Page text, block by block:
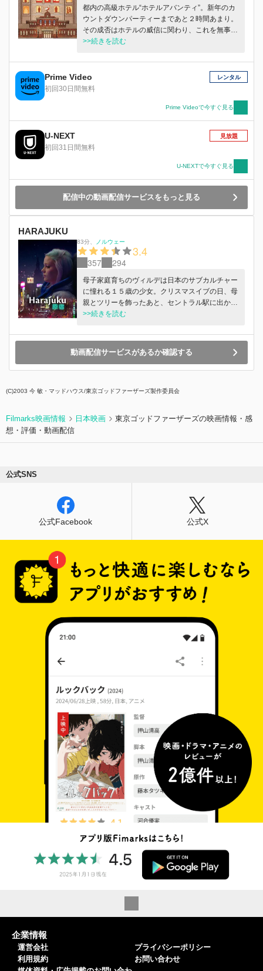
都内の高級ホテル“ホテルアバンティ”。新年のカ
ウントダウンパーティーまであと２時間あまり。
その成否はホテルの威信に関わり、これを無事終
えることが副支配人の新堂平吉に課せられた責
に、思いも掛けないトラブルが次々と発生する。
刻一刻と新年のカウントダウンが迫る中、従業員
と“訳あり”宿泊者たちを襲う数々のハプニング。
>>続きを読む
Prime Video
初回30日間無料
レンタル
Prime Videoで今すぐ見る
U-NEXT
初回31日間無料
見放題
U-NEXTで今すぐ見る
配信中の動画配信サービスをもっと見る
HARAJUKU
83分 ノルウェー
3.4
357 294
母子家庭育ちのヴィルデは日本のサブカルチャー
に憧れる１５歳の少女。クリスマスイブの日、母
親とツリーを飾ったあと、セントラル駅に出か
け、いつもの仲間たちと他愛もない時間を過ご
るようにヴィルデを病院へ連れていく。訪れた病
院で、母親が自殺で亡くなったことを聞かされた
ヴィルデは、局員たちから勧められた施設に行く
ことを拒み、幼少期に離ればなれになった父親に
>>続きを読む
動画配信サービスがあるか確認する
(C)2003 今 敏・マッドハウス/東京ゴッドファーザーズ製作委員会
Filmarks映画情報 日本映画
東京ゴッドファーザーズの映画情報・感
想・評価・動画配信
公式SNS
公式Facebook 公式X
企業情報
運営会社
利用規約
プライバシーポリシー
お問い合わせ